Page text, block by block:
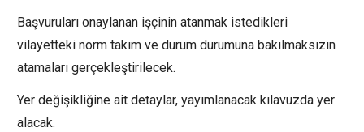
Başvuruları onaylanan işçinin atanmak istedikleri
vilayetteki norm takım ve durum durumuna bakılmaksızın
atamaları gerçekleştirilecek.
Yer değişikliğine ait detaylar, yayımlanacak kılavuzda yer
alacak.